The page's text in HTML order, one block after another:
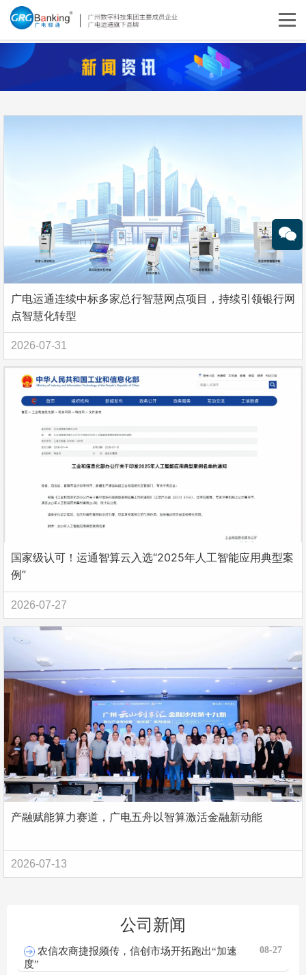
广电运通连续中标多家总行智慧网点项目，持续引领银行网
点智慧化转型
2026-07-31
国家级认可！运通智算云入选“2025年人工智能应用典型案
例”
2026-07-27
产融赋能算力赛道，广电五舟以智算激活金融新动能
2026-07-13
公司新闻
农信农商捷报频传，信创市场开拓跑出“加速
度”
08-27